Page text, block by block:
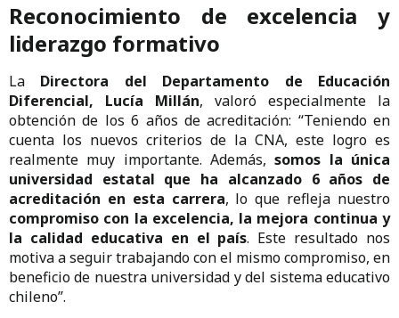
Reconocimiento de excelencia y
liderazgo formativo
La Directora del Departamento de Educación
Diferencial, Lucía Millán, valoró especialmente la
obtención de los 6 años de acreditación: “Teniendo en
cuenta los nuevos criterios de la CNA, este logro es
realmente muy importante. Además, somos la única
universidad estatal que ha alcanzado 6 años de
acreditación en esta carrera, lo que refleja nuestro
compromiso con la excelencia, la mejora continua y
la calidad educativa en el país. Este resultado nos
motiva a seguir trabajando con el mismo compromiso, en
beneficio de nuestra universidad y del sistema educativo
chileno”.